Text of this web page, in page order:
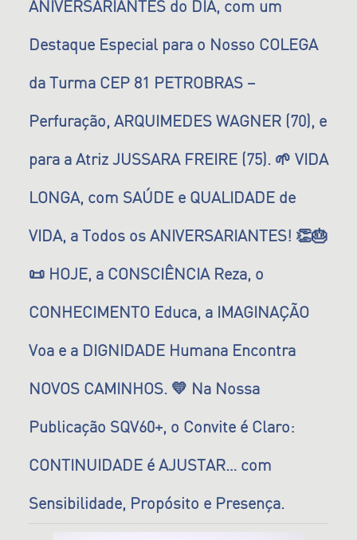
ANIVERSARIANTES do DIA, com um
Destaque Especial para o Nosso COLEGA
da Turma CEP 81 PETROBRAS –
Perfuração, ARQUIMEDES WAGNER (70), e
para a Atriz JUSSARA FREIRE (75). 🌱 VIDA
LONGA, com SAÚDE e QUALIDADE de
VIDA, a Todos os ANIVERSARIANTES! 👏🎂
📜 HOJE, a CONSCIÊNCIA Reza, o
CONHECIMENTO Educa, a IMAGINAÇÃO
Voa e a DIGNIDADE Humana Encontra
NOVOS CAMINHOS. 💛 Na Nossa
Publicação SQV60+, o Convite é Claro:
CONTINUIDADE é AJUSTAR… com
Sensibilidade, Propósito e Presença.